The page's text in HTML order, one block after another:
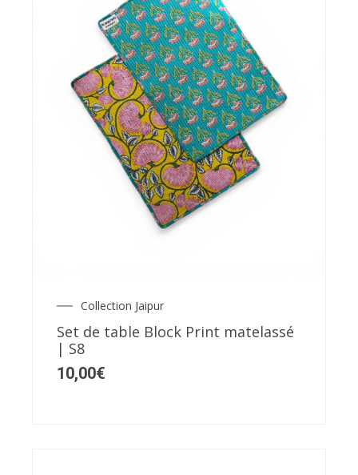
Collection Jaipur
Set de table Block Print matelassé
| S8
10,00€